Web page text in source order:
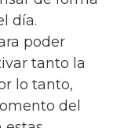
día.
poder
tanto la
lo tanto,
del